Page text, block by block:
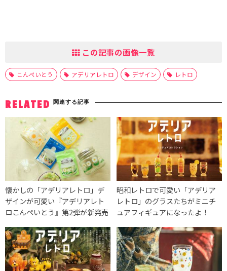
この記事の画像一覧
こんぺいとう アデリアレトロ デザイン レトロ
RELATED 関連する記事
懐かしの「アデリアレトロ」デ
ザインが可愛い『アデリアレト
ロこんぺいとう』第2弾が新発売
昭和レトロで可愛い「アデリア
レトロ」のグラスたちがミニチ
ュアフィギュアになったよ！